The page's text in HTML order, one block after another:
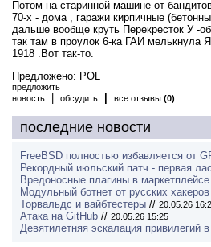
Потом на старинной машине от
70-х - дома , гаражи кирпичные
дальше вообще круть Перекресток У -
так там в проулок 6-ка ГАИ
1918 .Вот так-то.
Предложено: POL
предложить
новость
обсудить все отзывы (0)
последние новости
FreeBSD полностью избавляется от
Рекордный июльский патч - первая
Вредоносные плагины в
Модульный ботнет от русских хакеров
Торвальдс и вайбтестеры // 20.05.26
Атака на GitHub // 20.05.26 15:25
Девятилетняя эскалация привилегий